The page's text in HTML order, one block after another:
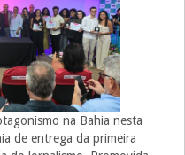
na Bahia nesta
de entrega da primeira